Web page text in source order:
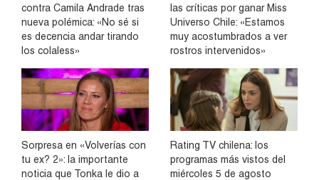
contra Camila Andrade tras
nueva polémica: «No sé si
es decencia andar tirando
los colaless»
las críticas por ganar Miss
Universo Chile: «Estamos
muy acostumbrados a ver
rostros intervenidos»
Sorpresa en «Volverías con
tu ex? 2»: la importante
noticia que Tonka le dio a
Rating TV chilena: los
programas más vistos del
miércoles 5 de agosto